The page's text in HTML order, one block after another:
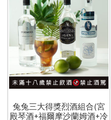
兔兔三大得獎烈酒組合(宮
殿琴酒+福爾摩沙蘭姆酒+冷